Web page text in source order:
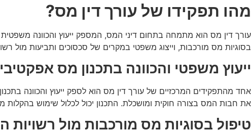
מהו תפקידו של עורך דין מס?
עורך דין מס הוא מתמחה בתחום דיני המס, המספק ייעוץ והכוונה משפטית
בסוגיות מס מורכבות, וייצוג משפטי במקרים של סכסוכים ותביעות
ייעוץ משפטי והכוונה בתכנון מס אפקטיבי
אחד מהתפקידים המרכזיים של עורך דין מס הוא לספק ייעוץ והכוונה
את חבות המס בצורה חוקית ומושכלת. התכנון יכול לכלול שימוש
טיפול בסוגיות מס מורכבות מול רשויות